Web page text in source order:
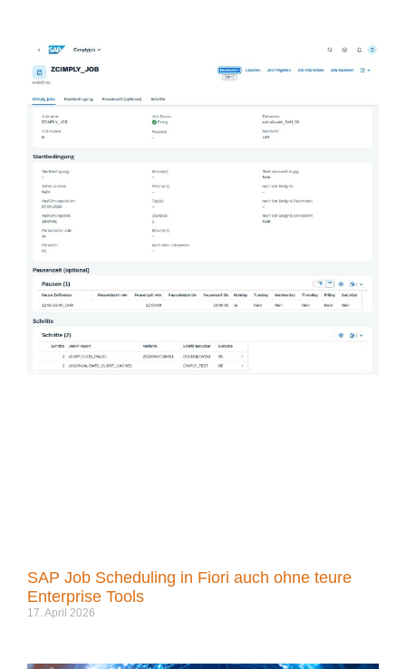
SAP Job Scheduling in Fiori auch ohne teure
Enterprise Tools
17. April 2026